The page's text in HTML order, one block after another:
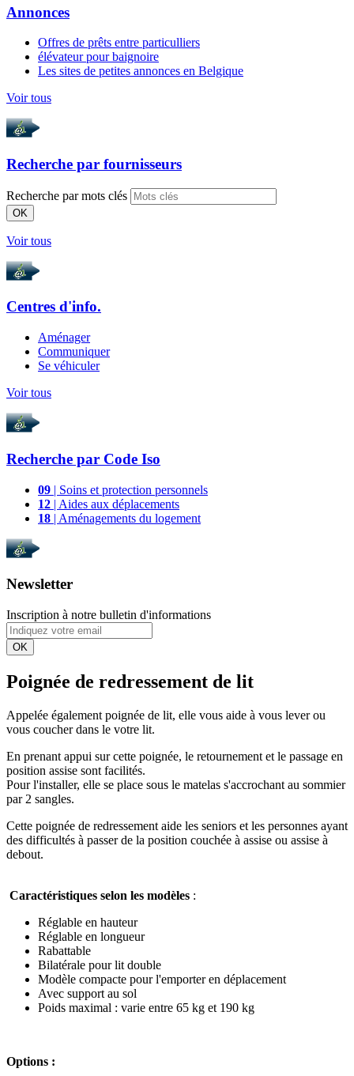
Annonces
Offres de prêts entre particulliers
élévateur pour baignoire
Les sites de petites annonces en Belgique
Voir tous
Recherche par fournisseurs
Recherche par mots clés
OK
Voir tous
Centres d'info.
Aménager
Communiquer
Se véhiculer
Voir tous
Recherche par Code Iso
09 | Soins et protection personnels
12 | Aides aux déplacements
18 | Aménagements du logement
Newsletter
Inscription à notre bulletin d'informations
OK
Poignée de redressement de lit
Appelée également poignée de lit, elle vous aide à vous lever ou
vous coucher dans le votre lit.
En prenant appui sur cette poignée, le retournement et le passage en
position assise sont facilités.
Pour l'installer, elle se place sous le matelas s'accrochant au sommier
par 2 sangles.
Cette poignée de redressement aide les seniors et les personnes ayant
des difficultés à passer de la position couchée à assise ou assise à
debout.
Caractéristiques selon les modèles :
Réglable en hauteur
Réglable en longueur
Rabattable
Bilatérale pour lit double
Modèle compacte pour l'emporter en déplacement
Avec support au sol
Poids maximal : varie entre 65 kg et 190 kg
Options :